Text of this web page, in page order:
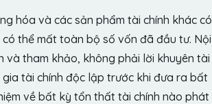
hóa và các sản phẩm tài chính khác có
thể mất toàn bộ số vốn đã đầu tư. Nội
và tham khảo, không phải lời khuyên tài
tài chính độc lập trước khi đưa ra bất
về bất kỳ tổn thất tài chính nào phát